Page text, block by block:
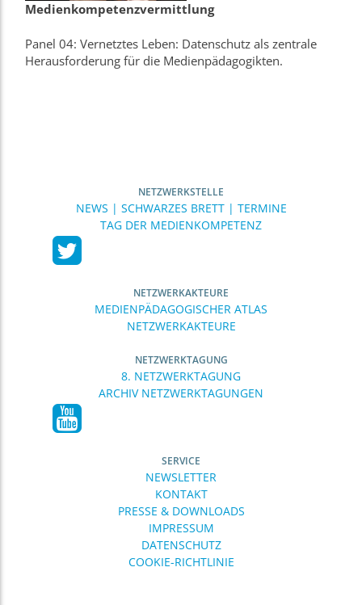
Medienkompetenzvermittlung
Panel 04: Vernetztes Leben: Datenschutz als zentrale
Herausforderung für die Medienpädagogikten.
NETZWERKSTELLE
NEWS | SCHWARZES BRETT | TERMINE
TAG DER MEDIENKOMPETENZ
NETZWERKAKTEURE
MEDIENPÄDAGOGISCHER ATLAS
NETZWERKAKTEURE
NETZWERKTAGUNG
8. NETZWERKTAGUNG
ARCHIV NETZWERKTAGUNGEN
SERVICE
NEWSLETTER
KONTAKT
PRESSE & DOWNLOADS
IMPRESSUM
DATENSCHUTZ
COOKIE-RICHTLINIE